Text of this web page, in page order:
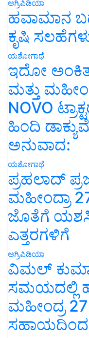
ಅಗ್ರಿಪಿಡಿಯಾ
ಹವಾಮಾನ
ಕೃಷಿ
ಯಶೋಗಾಥೆ
ಇದೋ
ಮತ್ತು
NOVO
ಹಿಂದಿ
ಅನುವಾದ:
ಯಶೋಗಾಥೆ
ಪ್ರಹಲಾದ್
ಮಹೀಂದ್ರಾ
ಜೊತೆಗೆ
ಎತ್ತರಗಳಿಗೆ
ಅಗ್ರಿಪಿಡಿಯಾ
ವಿಮಲ್
ಸಮಯದಲ್ಲಿ
ಮಹೀಂದ್ರ
ಸಹಾಯದಿಂದ